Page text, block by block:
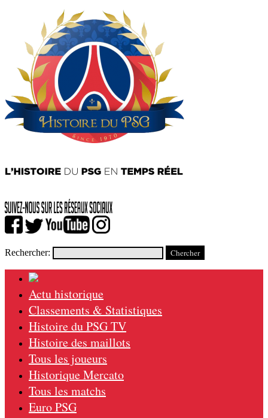
Rechercher:
Actu historique
Classements & Statistiques
Histoire du PSG TV
Histoire des maillots
Tous les joueurs
Historique Mercato
Tous les matchs
Euro PSG